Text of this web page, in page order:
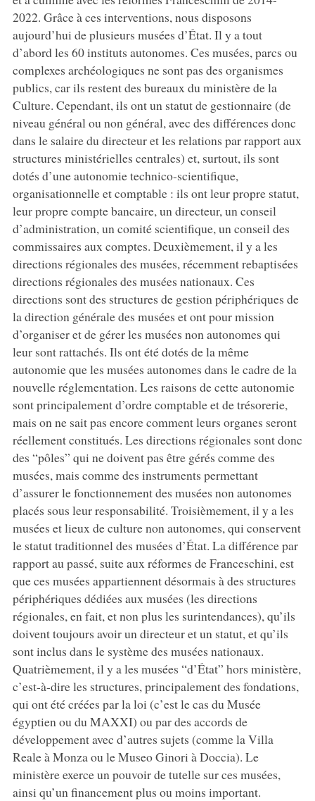
2022. Grâce à ces interventions, nous disposons
aujourd’hui de plusieurs musées d’État. Il y a tout
d’abord les 60 instituts autonomes. Ces musées, parcs ou
complexes archéologiques ne sont pas des organismes
publics, car ils restent des bureaux du ministère de la
Culture. Cependant, ils ont un statut de gestionnaire (de
niveau général ou non général, avec des différences donc
dans le salaire du directeur et les relations par rapport aux
structures ministérielles centrales) et, surtout, ils sont
dotés d’une autonomie technico-scientifique,
organisationnelle et comptable : ils ont leur propre statut,
leur propre compte bancaire, un directeur, un conseil
d’administration, un comité scientifique, un conseil des
commissaires aux comptes. Deuxièmement, il y a les
directions régionales des musées, récemment rebaptisées
directions régionales des musées nationaux. Ces
directions sont des structures de gestion périphériques de
la direction générale des musées et ont pour mission
d’organiser et de gérer les musées non autonomes qui
leur sont rattachés. Ils ont été dotés de la même
autonomie que les musées autonomes dans le cadre de la
nouvelle réglementation. Les raisons de cette autonomie
sont principalement d’ordre comptable et de trésorerie,
mais on ne sait pas encore comment leurs organes seront
réellement constitués. Les directions régionales sont donc
des “pôles” qui ne doivent pas être gérés comme des
musées, mais comme des instruments permettant
d’assurer le fonctionnement des musées non autonomes
placés sous leur responsabilité. Troisièmement, il y a les
musées et lieux de culture non autonomes, qui conservent
le statut traditionnel des musées d’État. La différence par
rapport au passé, suite aux réformes de Franceschini, est
que ces musées appartiennent désormais à des structures
périphériques dédiées aux musées (les directions
régionales, en fait, et non plus les surintendances), qu’ils
doivent toujours avoir un directeur et un statut, et qu’ils
sont inclus dans le système des musées nationaux.
Quatrièmement, il y a les musées “d’État” hors ministère,
c’est-à-dire les structures, principalement des fondations,
qui ont été créées par la loi (c’est le cas du Musée
égyptien ou du MAXXI) ou par des accords de
développement avec d’autres sujets (comme la Villa
Reale à Monza ou le Museo Ginori à Doccia). Le
ministère exerce un pouvoir de tutelle sur ces musées,
ainsi qu’un financement plus ou moins important.